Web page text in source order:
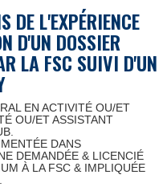
DE L'EXPÉRIENCE
D'UN DOSSIER
LA FSC SUIVI D'UN
EN ACTIVITÉ OU/ET
OU/ET ASSISTANT
DANS
DEMANDÉE & LICENCIÉ
À LA FSC & IMPLIQUÉE